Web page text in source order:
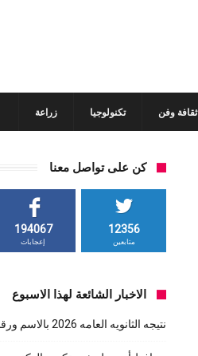
ثقافة وفن تكنولوجيا زراعة
كن على تواصل معنا
12356
متابعين
194067
إعجابات
الاخبار الشائعة لهذا الاسبوع
نتيجه الثانويه العامه 2026 بالاسم ورقم الجلوس